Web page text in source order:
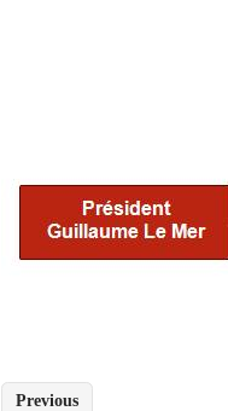
Previous